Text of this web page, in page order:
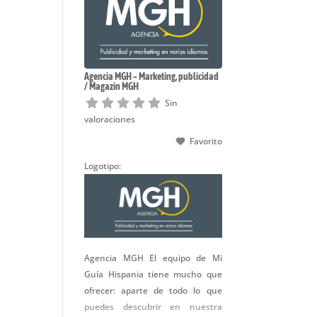
Agencia MGH – Marketing, publicidad
/ Magazin MGH
Sin
valoraciones
Favorito
Logotipo:
Agencia MGH El equipo de Mi
Guía Hispania tiene mucho que
ofrecer: aparte de todo lo que
puedes descubrir en nuestra